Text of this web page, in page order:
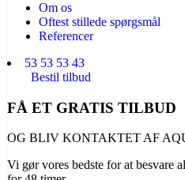
Om os
Oftest stillede spørgsmål
Referencer
53 53 53 43
Bestil tilbud
FÅ ET GRATIS TILBUD
OG BLIV KONTAKTET AF
Vi gør vores bedste for at besvare